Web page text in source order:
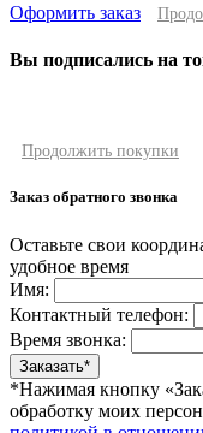
Оформить заказ
Вы подписались на
Продолжить покупки
Заказ обратного звонка
Оставьте свои
удобное время
Имя:
Контактный телефон:
Время звонка:
*Нажимая кнопку
обработку моих